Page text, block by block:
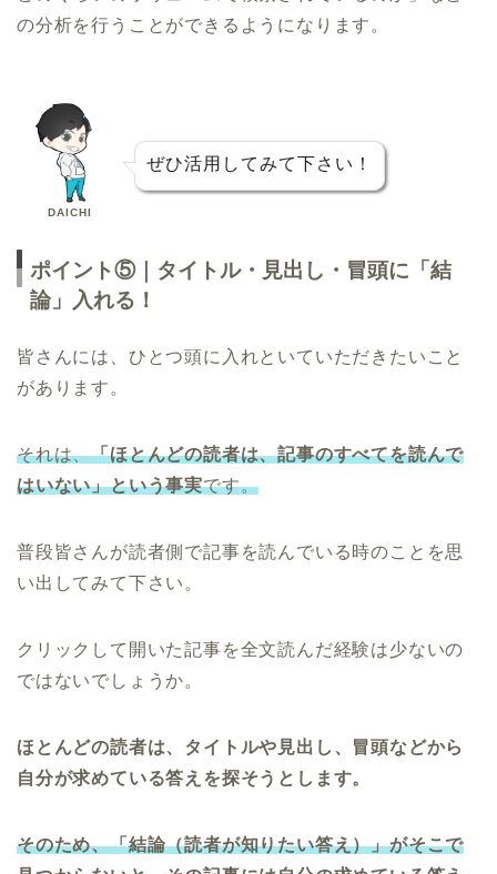
の分析を行うことができるようになります。
DAICHI
ぜひ活用してみて下さい！
ポイント⑤｜タイトル・見出し・冒頭に「結
論」入れる！
皆さんには、ひとつ頭に入れといていただきたいこと
があります。
それは、「ほとんどの読者は、記事のすべてを読んで
はいない」という事実です。
普段皆さんが読者側で記事を読んでいる時のことを思
い出してみて下さい。
クリックして開いた記事を全文読んだ経験は少ないの
ではないでしょうか。
ほとんどの読者は、タイトルや見出し、冒頭などから
自分が求めている答えを探そうとします。
そのため、「結論（読者が知りたい答え）」がそこで